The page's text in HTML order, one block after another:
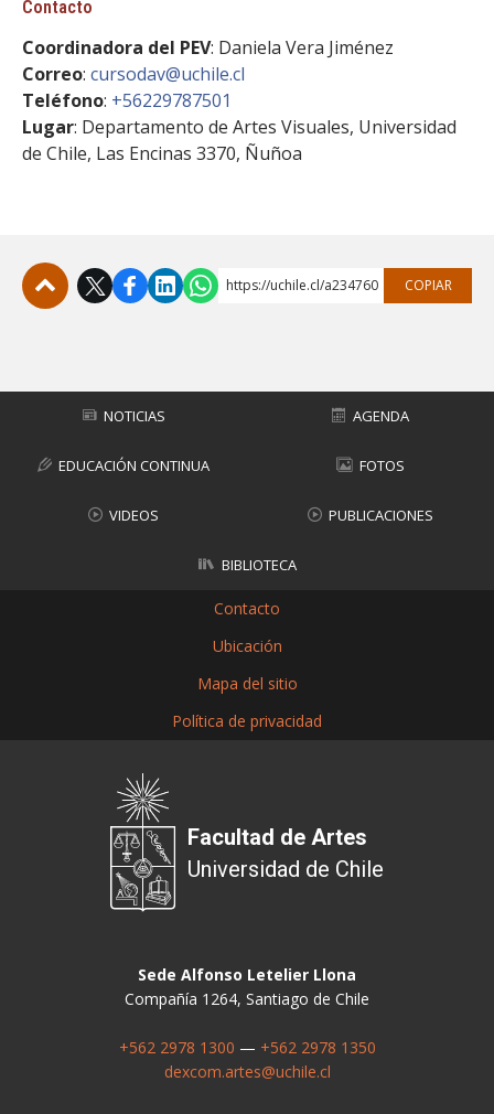
Contacto
Coordinadora del PEV: Daniela Vera Jiménez
Correo: cursodav@uchile.cl
Teléfono: +56229787501
Lugar: Departamento de Artes Visuales, Universidad
de Chile, Las Encinas 3370, Ñuñoa
https://uchile.cl/a234760 COPIAR
NOTICIAS AGENDA
EDUCACIÓN CONTINUA FOTOS
VIDEOS PUBLICACIONES
BIBLIOTECA
Contacto
Ubicación
Mapa del sitio
Política de privacidad
Facultad de Artes
Universidad de Chile
Sede Alfonso Letelier Llona
Compañía 1264, Santiago de Chile
+562 2978 1300 — +562 2978 1350
dexcom.artes@uchile.cl